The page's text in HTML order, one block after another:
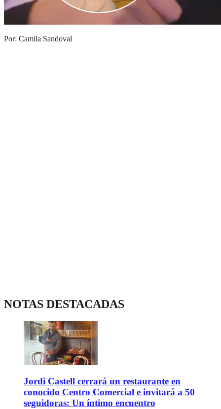
Por: Camila Sandoval
NOTAS DESTACADAS
Jordi Castell cerrará un restaurante en
conocido Centro Comercial e invitará a 50
seguidoras: Un íntimo encuentro